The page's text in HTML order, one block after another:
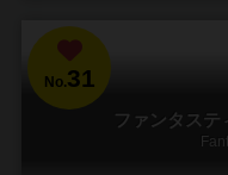
No.31
ファンタステ